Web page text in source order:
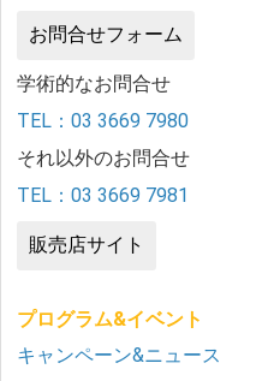
お問合せフォーム
学術的なお問合せ
TEL：03 3669 7980
それ以外のお問合せ
TEL：03 3669 7981
販売店サイト
プログラム&イベント
キャンペーン&ニュース